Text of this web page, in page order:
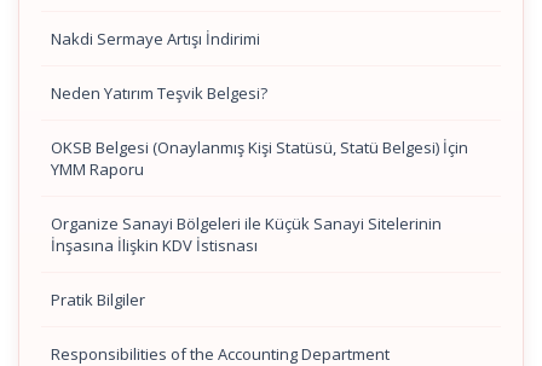
Nakdi Sermaye Artışı İndirimi
Neden Yatırım Teşvik Belgesi?
OKSB Belgesi (Onaylanmış Kişi Statüsü, Statü Belgesi) İçin
YMM Raporu
Organize Sanayi Bölgeleri ile Küçük Sanayi Sitelerinin
İnşasına İlişkin KDV İstisnası
Pratik Bilgiler
Responsibilities of the Accounting Department